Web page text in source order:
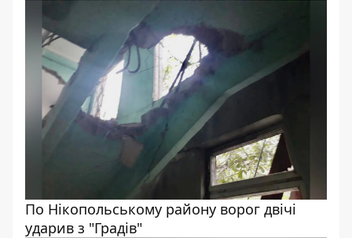
По Нікопольському району ворог двічі
ударив з "Градів"